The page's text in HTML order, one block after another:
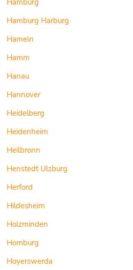
Hamburg
Hamburg Harburg
Hameln
Hamm
Hanau
Hannover
Heidelberg
Heidenheim
Heilbronn
Henstedt Ulzburg
Herford
Hildesheim
Holzminden
Homburg
Hoyerswerda